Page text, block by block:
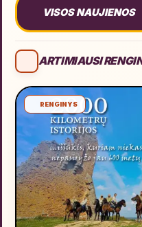
VISOS NAUJIENOS
ARTIMIAUSI
RENGINYS